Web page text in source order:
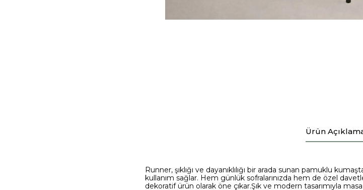
Ürün
Runner, şıklığı ve dayanıklılığı bir arada sunan pamuklu
kullanım sağlar. Hem günlük sofralarınızda hem de özel
dekoratif ürün olarak öne çıkar.Şık ve modern tasarımıyla